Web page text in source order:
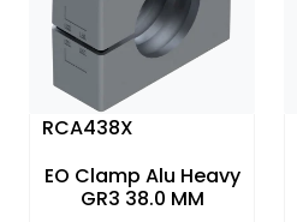
RCA438X
EO Clamp Alu Heavy
GR3 38.0 MM